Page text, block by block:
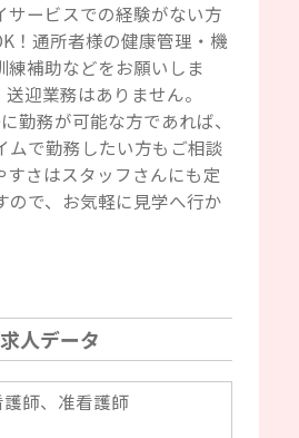
サービスでの経験がない方
！通所者様の健康管理・機
練補助などをお願いしま
送迎業務はありません。
勤務が可能な方であれば、
ムで勤務したい方もご相談
すさはスタッフさんにも定
ので、お気軽に見学へ行か
求人データ
護師、准看護師